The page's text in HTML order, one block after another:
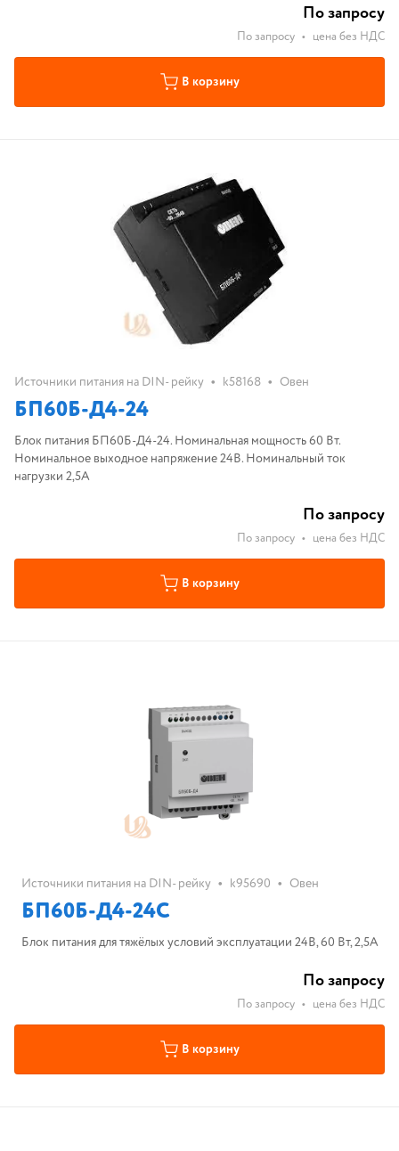
По запросу
По запросу • цена без НДС
В корзину
Источники питания на DIN- рейку • k58168 • Овен
БП60Б-Д4-24
Блок питания БП60Б-Д4-24. Номинальная мощность 60 Вт.
Номинальное выходное напряжение 24В. Номинальный ток
нагрузки 2,5А
По запросу
По запросу • цена без НДС
В корзину
Источники питания на DIN- рейку • k95690 • Овен
БП60Б-Д4-24C
Блок питания для тяжёлых условий эксплуатации 24В, 60 Вт, 2,5А
По запросу
По запросу • цена без НДС
В корзину